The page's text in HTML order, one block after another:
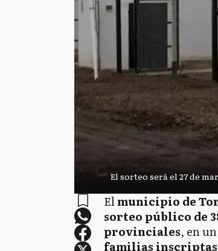
El sorteo será el 27 de
Elmunicipio de
sorteo público de
provinciales, en
familias inscriptas